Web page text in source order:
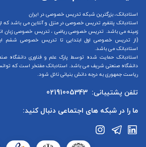
استادبانک، بزرگترین شبکه تدریس خصوصی در ایران
استادبانک پلتفرم تدریس خصوصی در منزل و آنلاین
زمینه می باشد. تدریس خصوصی ریاضی ، تدریس خصوصی زبان
(از تدریس خصوصی اول ابتدایی تا تدریس خصوصی ششم
استادبانک می باشد.
استادبانک حمایت شده توسط پارک علم و فناوری دانشگاه
دانشگاه صنعتی شریف می باشد. استادبانک مفتخر است که
ریاست جمهوری به درجه دانش بنیانی نائل شود.
تلفن پشتیبانی: 02191005343
ما را در شبکه های اجتماعی دنبال کنید: